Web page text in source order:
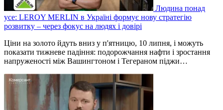
Людина понад
усе: LEROY MERLIN в Україні формує нову стратегію
розвитку – через фокус на людях і довірі
Ціни на золото йдуть вниз у п'ятницю, 10 липня, і можуть
показати тижневе падіння: подорожчання нафти і зростання
напруженості між Вашингтоном і Тегераном піджи…